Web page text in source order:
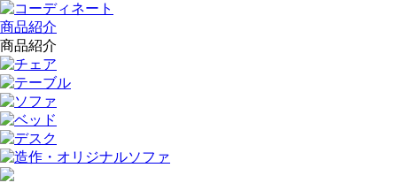
コーディネート
商品紹介
商品紹介
チェア
テーブル
ソファ
ベッド
デスク
造作・オリジナルソファ